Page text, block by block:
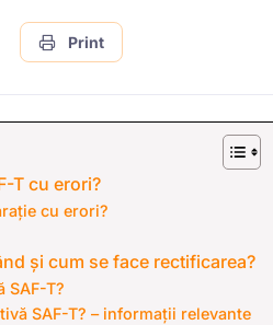
Print
T cu erori?
cu erori?
și cum se face rectificarea?
SAF-T?
SAF-T? – informații relevante